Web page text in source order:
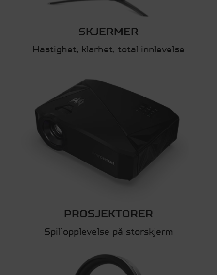
SKJERMER
Hastighet, klarhet, total innlevelse
PROSJEKTORER
Spillopplevelse på storskjerm